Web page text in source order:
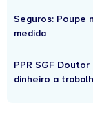
Seguros: Poupe
medida
PPR SGF
dinheiro a